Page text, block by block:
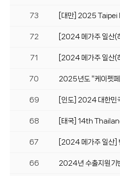
73 [대만] 2025 Taipei
72 [2024 메가주 일산(
71 [2024 메가주 일산(
70 2025년도 "케이펫페
69 [인도] 2024 대한민
68 [태국] 14th
67 [2024 메가주 일산]
66 2024년 수출지원기